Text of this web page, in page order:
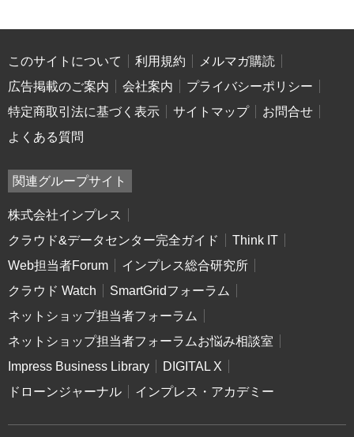
このサイトについて 利用規約
メルマガ購読
広告掲載のご案内
会社案内
プライバシーポリシー
特定商取引法に基づく表示
サイトマップ
お問合せ
よくある質問
関連グループサイト
株式会社インプレス
クラウド&データセンター完全ガイド
Think IT
Web担当者Forum
インプレス総合研究所
クラウド Watch
SmartGridフォーラム
ネットショップ担当者フォーラム
ネットショップ担当者フォーラムお悩み相談室
Impress Business Library
DIGITAL X
ドローンジャーナル
インプレス・アカデミー